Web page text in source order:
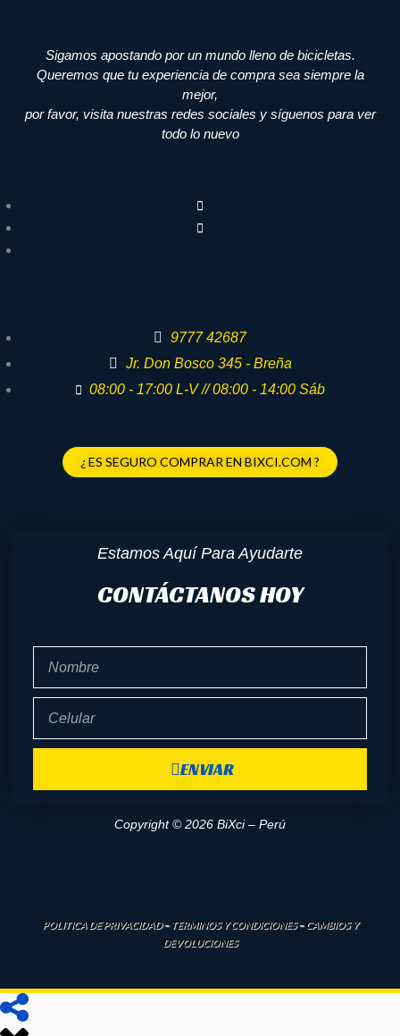
Sigamos apostando por un mundo lleno de bicicletas.
Queremos que tu experiencia de compra sea siempre la
mejor,
por favor, visita nuestras redes sociales y síguenos para ver
todo lo nuevo
9777 42687
Jr. Don Bosco 345 - Breña
08:00 - 17:00 L-V // 08:00 - 14:00 Sáb
¿ ES SEGURO COMPRAR EN BIXCI.COM ?
Estamos Aquí Para Ayudarte
CONTÁCTANOS HOY
ENVIAR
Copyright © 2026 BiXci – Perú
POLITICA DE PRIVACIDAD–TERMINOS Y CONDICIONES–CAMBIOS Y
DEVOLUCIONES